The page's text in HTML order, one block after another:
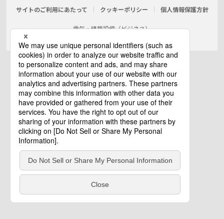
サイトのご利用にあたって クッキーポリシー 個人情報保護方針
電気・建築設備（ビジネス）